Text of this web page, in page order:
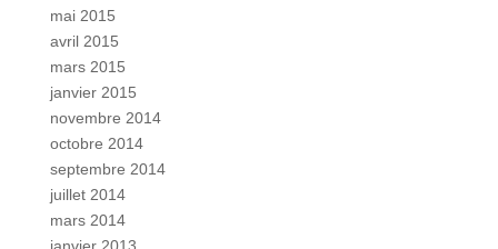
mai 2015
avril 2015
mars 2015
janvier 2015
novembre 2014
octobre 2014
septembre 2014
juillet 2014
mars 2014